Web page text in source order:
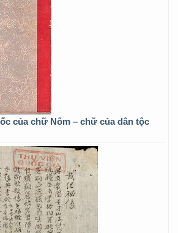
của chữ Nôm – chữ của dân tộc